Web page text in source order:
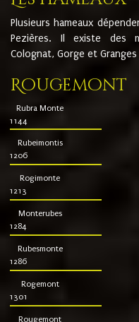
Plusieurs hameaux
Pezières. Il existe des
Colognat, Gorge et
Rougemont
Rubra Monte
1144
Rubeimontis
1206
Rogimonte
1213
Monterubes
1284
Rubesmonte
1286
Rogemont
1301
Rougemont